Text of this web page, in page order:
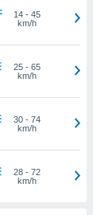
14- 45
km/h
25- 65
km/h
30- 74
km/h
28- 72
km/h